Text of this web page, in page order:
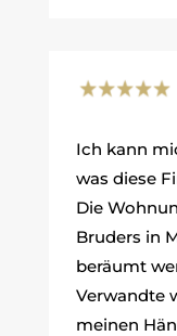
Ich kann
was diese
Die
Bruders in
beräumt
Verwandte
meinen